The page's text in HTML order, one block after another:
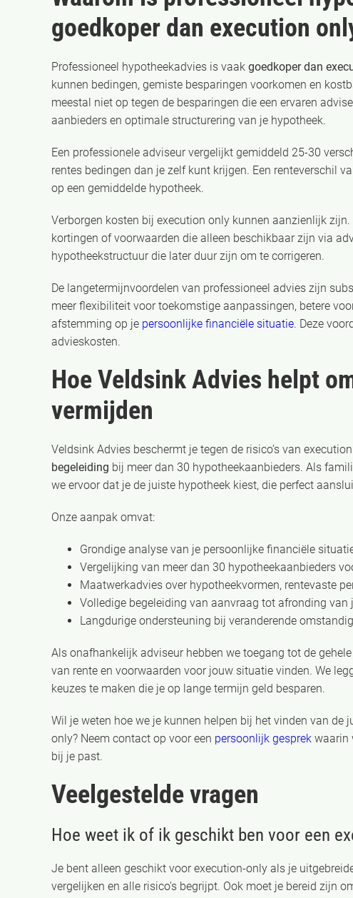
goedkoper dan execution
Professioneel hypotheekadvies is vaak goedkoper dan
kunnen bedingen, gemiste besparingen voorkomen en
meestal niet op tegen de besparingen die een ervaren
aanbieders en optimale structurering van je hypotheek.
Een professionele adviseur vergelijkt gemiddeld 25-30
rentes bedingen dan je zelf kunt krijgen. Een renteverschil
op een gemiddelde hypotheek.
Verborgen kosten bij execution only kunnen aanzienlijk
kortingen of voorwaarden die alleen beschikbaar zijn via
hypotheekstructuur die later duur zijn om te corrigeren.
De langetermijnvoordelen van professioneel advies zijn
meer flexibiliteit voor toekomstige aanpassingen, betere
afstemming op je persoonlijke financiële situatie. Deze
advieskosten.
Hoe Veldsink Advies helpt
vermijden
Veldsink Advies beschermt je tegen de risico’s van
begeleiding bij meer dan 30 hypotheekaanbieders. Als
we ervoor dat je de juiste hypotheek kiest, die perfect
Onze aanpak omvat:
Grondige analyse van je persoonlijke financiële
Vergelijking van meer dan 30 hypotheekaanbieders
Maatwerkadvies over hypotheekvormen, rentevaste
Volledige begeleiding van aanvraag tot afronding van
Langdurige ondersteuning bij veranderende
Als onafhankelijk adviseur hebben we toegang tot de
van rente en voorwaarden voor jouw situatie vinden. We
keuzes te maken die je op lange termijn geld besparen.
Wil je weten hoe we je kunnen helpen bij het vinden van de
only? Neem contact op voor een persoonlijk gesprek waarin
bij je past.
Veelgestelde vragen
Hoe weet ik of ik geschikt ben voor een
Je bent alleen geschikt voor execution-only als je
vergelijken en alle risico's begrijpt. Ook moet je bereid zijn